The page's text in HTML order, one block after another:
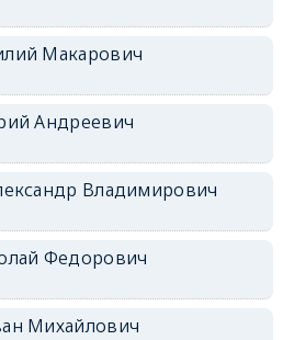
Макарович
Андреевич
Владимирович
Федорович
Михайлович